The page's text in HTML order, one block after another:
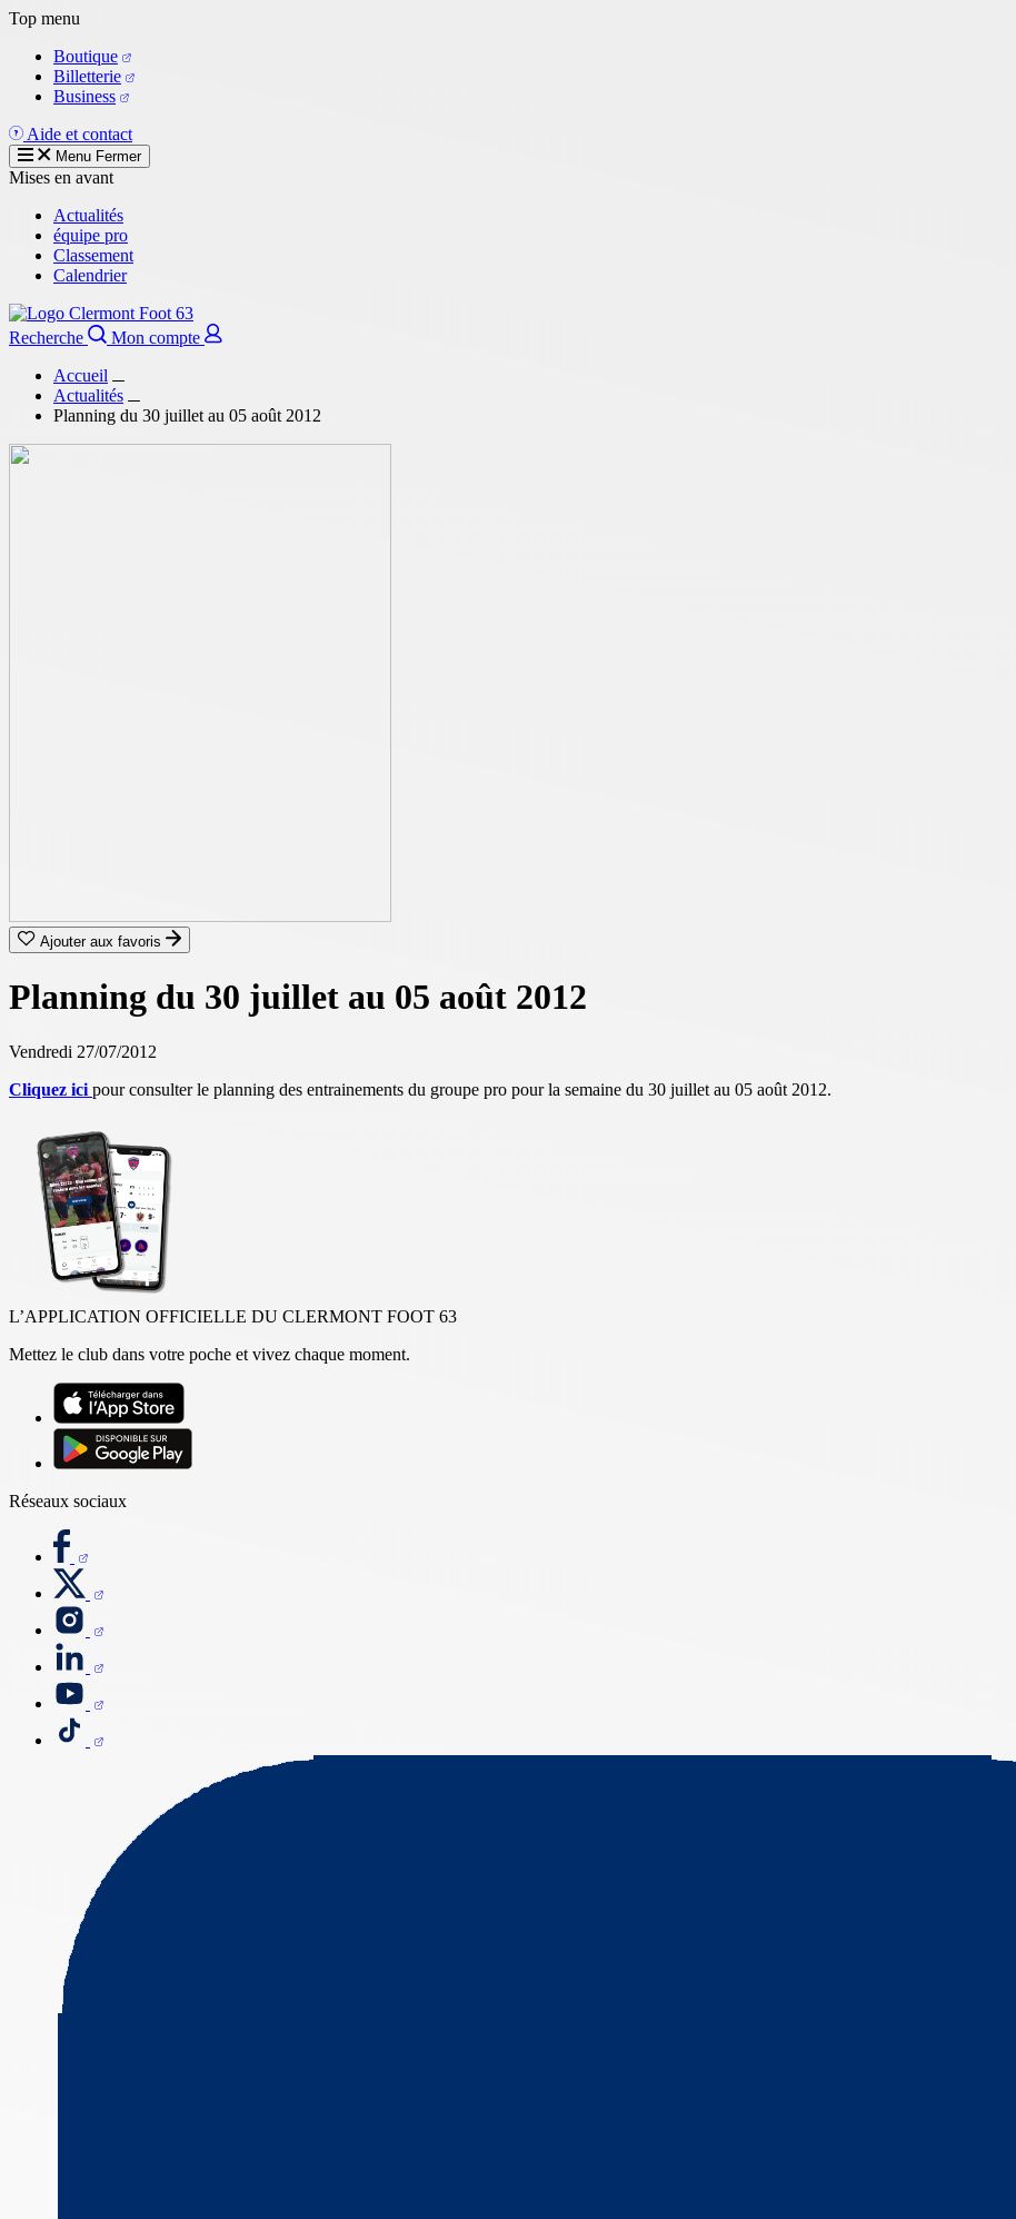
Aller
contenu
principal
Top menu
Boutique
Billetterie
Business
Aide et contact
Menu Fermer
Mises en avant
Actualités
équipe pro
Classement
Calendrier
Recherche
Mon compte
Accueil
Actualités
Planning du 30 juillet au 05 août 2012
Ajouter aux favoris
Planning du 30 juillet au 05 août 2012
Vendredi 27/07/2012
Cliquez ici pour consulter le planning des entrainements du groupe pro pour la semaine du 30 juillet au 05 août 2012.
L’APPLICATION OFFICIELLE DU CLERMONT FOOT 63
Mettez le club dans votre poche et vivez chaque moment.
Réseaux sociaux